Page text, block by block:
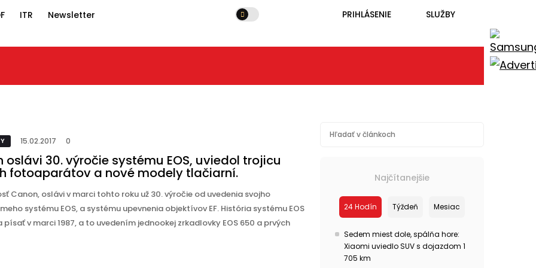
ITR Newsletter PRIHLÁSENIE SLUŽBY
15.02.2017 0
uviedol
modely
15.02.2017 0
oslávi 30. výročie systému EOS, uviedol trojicu
fotoaparátov a nové modely tlačiarní.
Canon, oslávi v marci tohto roku už 30. výročie od uvedenia svojho
systému EOS, a systému upevnenia objektívov EF. História systému EOS
písať v marci 1987, a to uvedením jednookej zrkadlovky EOS 650 a prvých
Najčítanejšie
24 Hodín Týždeň Mesiac
Sedem miest dole, spálňa hore:
Xiaomi uviedlo SUV s dojazdom 1
705 km